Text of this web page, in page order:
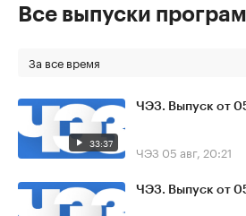
Все выпуски
За все время
33:37
ЧЭЗ. Выпуск от
ЧЭЗ 05 авг, 20:21
ЧЭЗ. Выпуск от